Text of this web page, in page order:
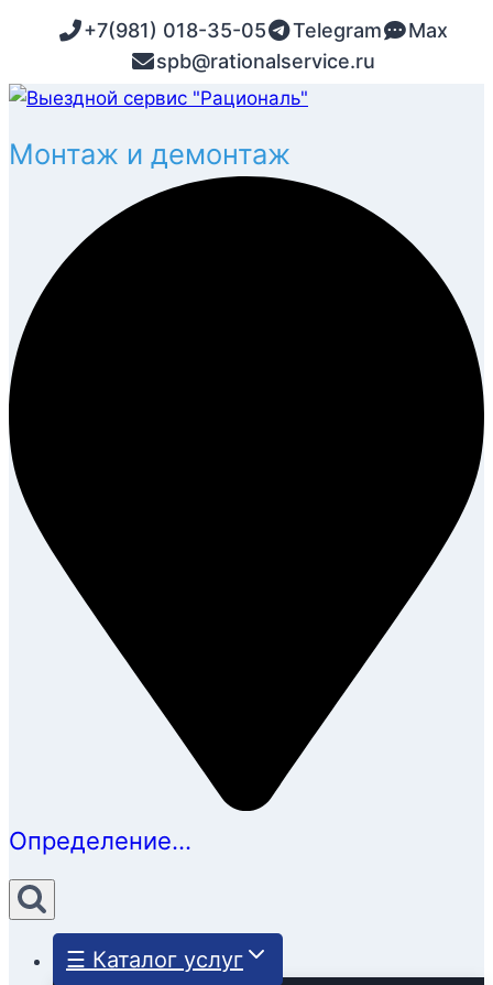
Перейти
содержимому
+7(981) 018-35-05 Telegram
Max
spb@rationalservice.ru
Монтаж и демонтаж
Определение...
☰ Каталог услуг